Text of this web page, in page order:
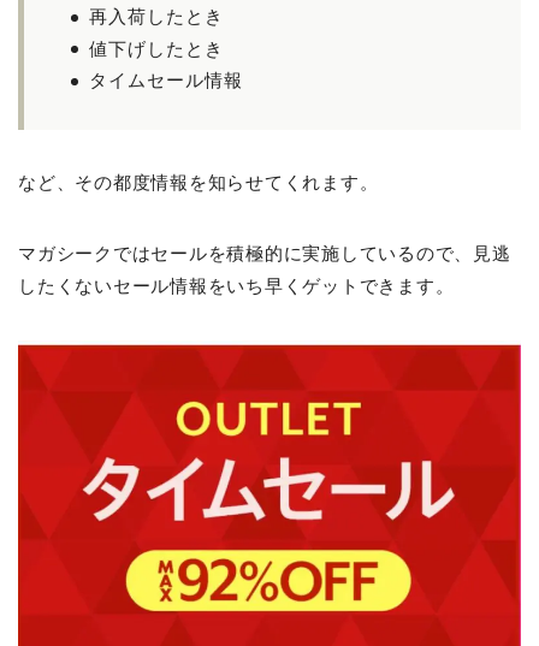
再入荷したとき
値下げしたとき
タイムセール情報
など、その都度情報を知らせてくれます。
マガシークではセールを積極的に実施しているので、見逃
したくないセール情報をいち早くゲットできます。